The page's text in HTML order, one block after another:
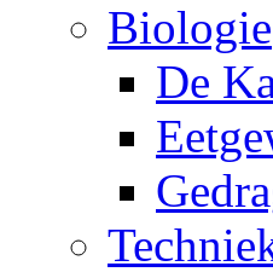
Biologie
De